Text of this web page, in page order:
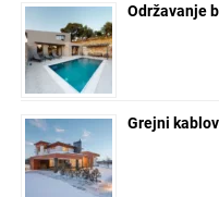
Održavanje
Grejni